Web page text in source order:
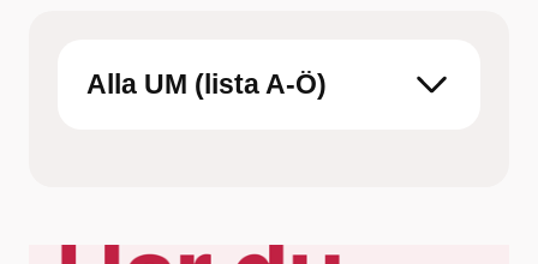
Alla UM (lista A-Ö)